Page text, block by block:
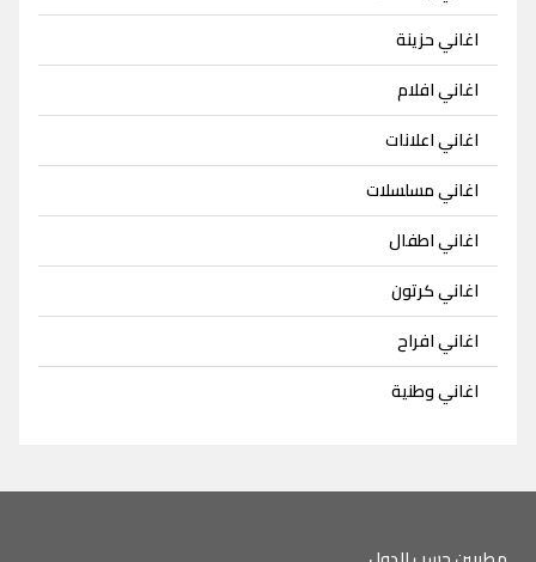
اغاني حزينة
اغاني افلام
اغاني اعلانات
اغاني مسلسلات
اغاني اطفال
اغاني كرتون
اغاني افراح
اغاني وطنية